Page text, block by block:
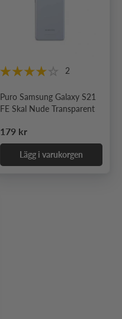
2
Puro Samsung Galaxy S21
FE Skal Nude Transparent
Ordinarie pris
179 kr
Lägg i varukorgen